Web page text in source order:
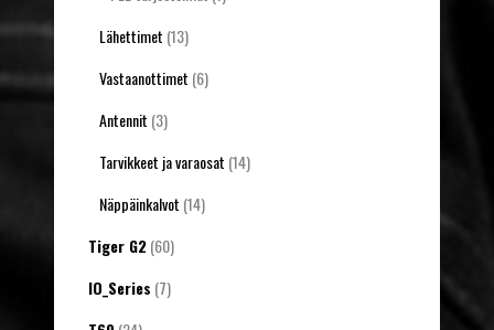
Lähettimet (13)
Vastaanottimet (6)
Antennit (3)
Tarvikkeet ja varaosat (14)
Näppäinkalvot (14)
Tiger G2(60)
IO_Series (7)